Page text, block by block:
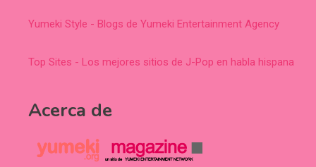
Yumeki Style - Blogs de Yumeki Entertainment Agency
Top Sites - Los mejores sitios de J-Pop en habla hispana
Acerca de